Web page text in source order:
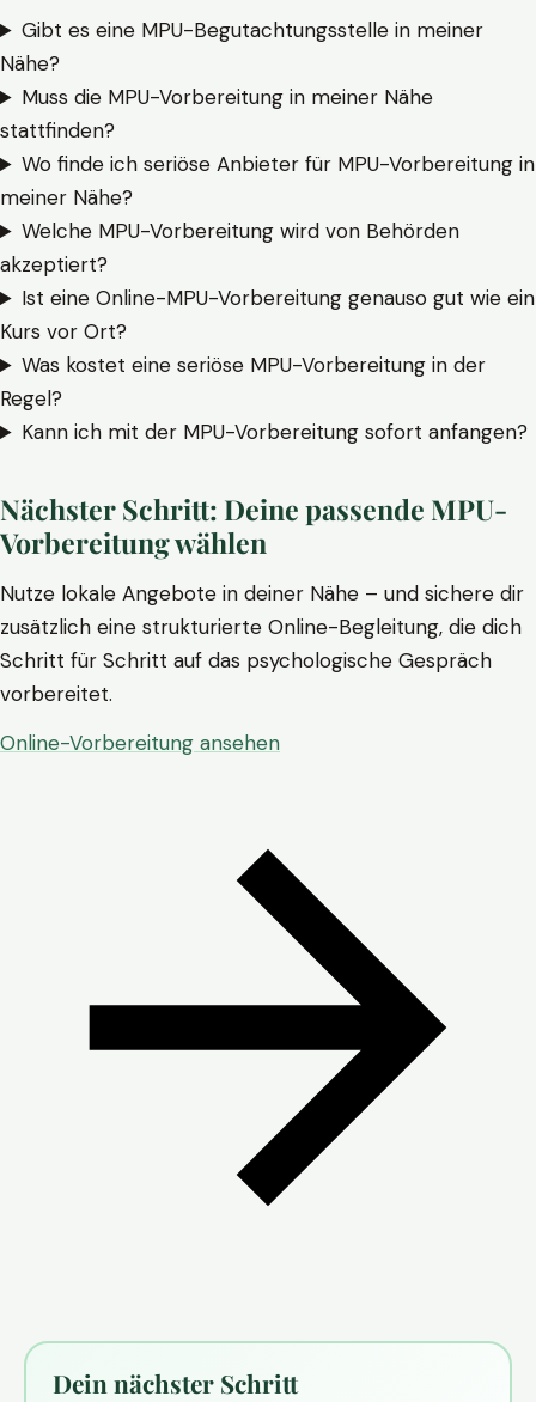
Gibt es eine MPU-Begutachtungsstelle in meiner
Nähe?
Muss die MPU-Vorbereitung in meiner Nähe
stattfinden?
Wo finde ich seriöse Anbieter für MPU-Vorbereitung in
meiner Nähe?
Welche MPU-Vorbereitung wird von Behörden
akzeptiert?
Ist eine Online-MPU-Vorbereitung genauso gut wie ein
Kurs vor Ort?
Was kostet eine seriöse MPU-Vorbereitung in der
Regel?
Kann ich mit der MPU-Vorbereitung sofort anfangen?
Nächster Schritt: Deine passende MPU-
Vorbereitung wählen
Nutze lokale Angebote in deiner Nähe – und sichere dir
zusätzlich eine strukturierte Online-Begleitung, die dich
Schritt für Schritt auf das psychologische Gespräch
vorbereitet.
Online-Vorbereitung ansehen
Dein nächster Schritt